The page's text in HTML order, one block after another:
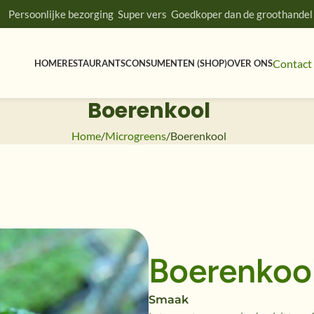
Persoonlijke bezorging Super vers Goedkoper dan de groothandel
HOMERESTAURANTSCONSUMENTEN (SHOP)OVER ONSContact
Boerenkool
Home Microgreens Boerenkool
Smaak